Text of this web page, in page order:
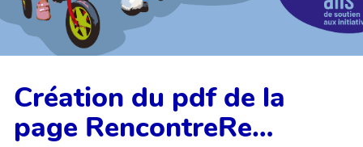
Création du pdf de la
page RencontreRe…